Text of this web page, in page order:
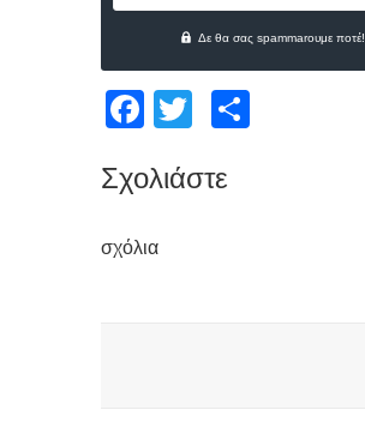
Δε θα σας spammarουμε ποτέ!
Facebook
Twitter
Σχολιάστε
σχόλια